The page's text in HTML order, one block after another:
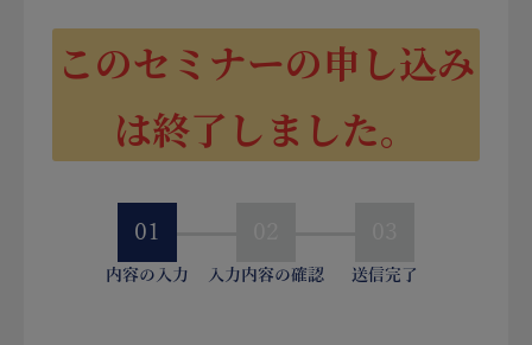
このセミナーの申し込み
は終了しました。
01
内容の入力 入力内容の確認 送信完了